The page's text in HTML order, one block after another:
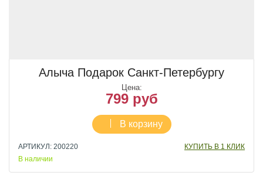
Алыча Подарок Санкт-Петербургу
Цена:
799 руб
В корзину
АРТИКУЛ: 200220
КУПИТЬ В 1 КЛИК
В наличии